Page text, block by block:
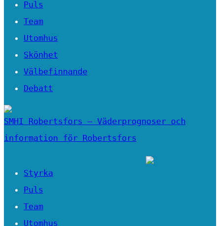
Puls
Team
Utomhus
Skönhet
Välbefinnande
Debatt
SMHI Robertsfors – Väderprognoser och
information för Robertsfors
Styrka
Puls
Team
Utomhus